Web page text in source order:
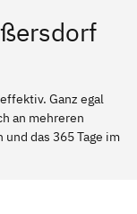
Ganz egal
an mehreren
das 365 Tage im